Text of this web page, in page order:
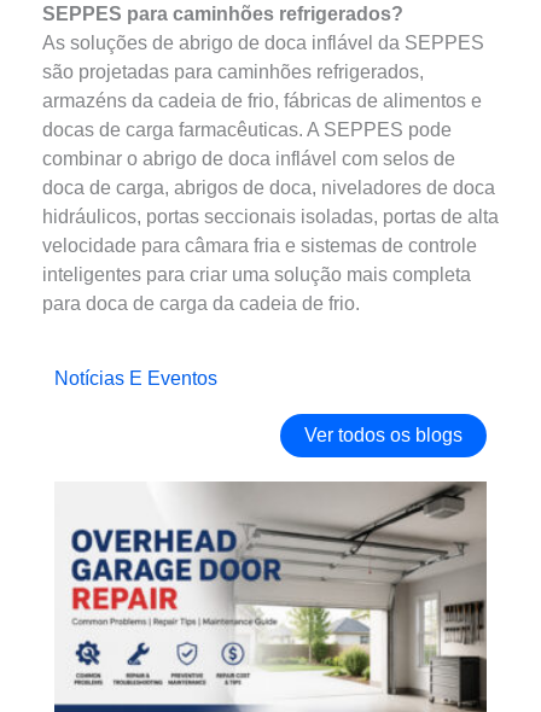
SEPPES para caminhões refrigerados?
As soluções de abrigo de doca inflável da SEPPES
são projetadas para caminhões refrigerados,
armazéns da cadeia de frio, fábricas de alimentos e
docas de carga farmacêuticas. A SEPPES pode
combinar o abrigo de doca inflável com selos de
doca de carga, abrigos de doca, niveladores de doca
hidráulicos, portas seccionais isoladas, portas de alta
velocidade para câmara fria e sistemas de controle
inteligentes para criar uma solução mais completa
para doca de carga da cadeia de frio.
Notícias E Eventos
Ver todos os blogs